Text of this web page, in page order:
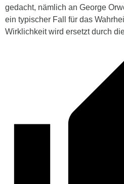
gedacht, nämlich an George
ein typischer Fall für das
Wirklichkeit wird ersetzt durch